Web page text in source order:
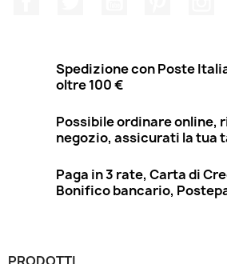
Spedizione con Poste
oltre 100 €
Possibile ordinare online,
negozio, assicurati la tua
Paga in 3 rate, Carta di
Bonifico bancario,